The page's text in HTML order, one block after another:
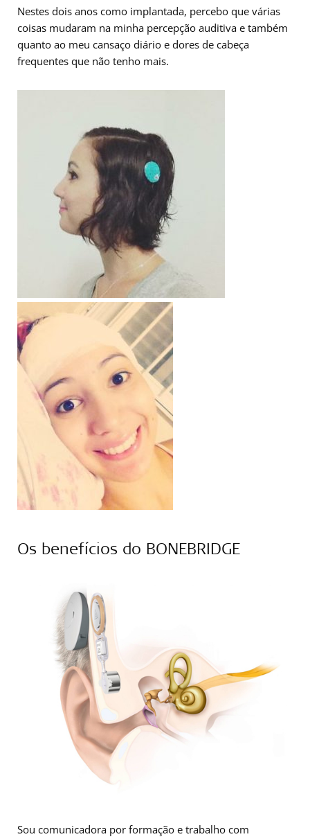
Nestes dois anos como implantada, percebo que várias
coisas mudaram na minha percepção auditiva e também
quanto ao meu cansaço diário e dores de cabeça
frequentes que não tenho mais.
Os benefícios do BONEBRIDGE
Sou comunicadora por formação e trabalho com